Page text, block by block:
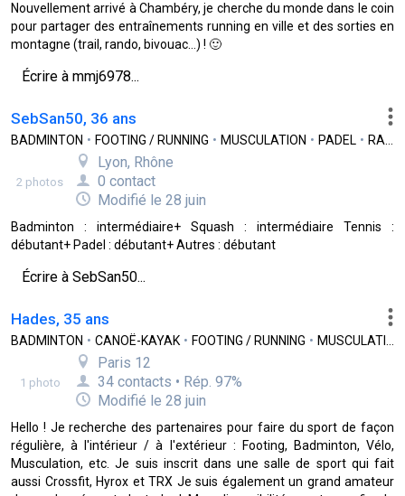
Nouvellement arrivé à Chambéry, je cherche du monde dans le coin
pour partager des entraînements running en ville et des sorties en
montagne (trail, rando, bivouac...) ! 🙂
Écrire à mmj6978...
SebSan50, 36 ans
BADMINTON • FOOTING / RUNNING • MUSCULATION • PADEL • RANDONNÉE
2 photos
Lyon, Rhône
0 contact
Modifié le 28 juin
Badminton : intermédiaire+ Squash : intermédiaire Tennis :
débutant+ Padel : débutant+ Autres : débutant
Écrire à SebSan50...
Hades, 35 ans
BADMINTON • CANOË-KAYAK • FOOTING / RUNNING • MUSCULATION
1 photo
Paris 12
34 contacts • Rép. 97%
Modifié le 28 juin
Hello ! Je recherche des partenaires pour faire du sport de façon
régulière, à l'intérieur / à l'extérieur : Footing, Badminton, Vélo,
Musculation, etc. Je suis inscrit dans une salle de sport qui fait
aussi Crossfit, Hyrox et TRX Je suis également un grand amateur